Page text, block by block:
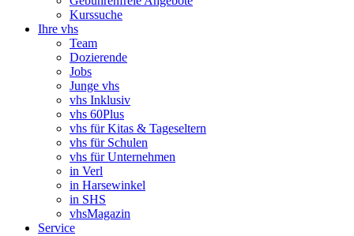
Kurssuche
Ihre vhs
Team
Dozierende
Jobs
Junge vhs
vhs Inklusiv
vhs 60Plus
vhs für Kitas & Tageseltern
vhs für Schulen
vhs für Unternehmen
in Verl
in Harsewinkel
in SHS
vhsMagazin
Service